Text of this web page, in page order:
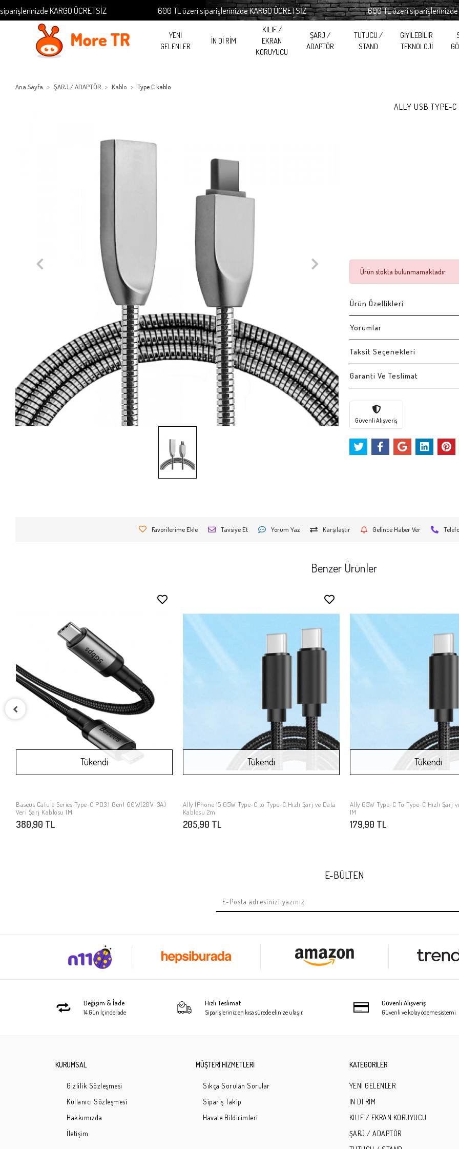
KARGO ÜCRETSİZ 600 TL üzeri siparişlerinizde KARGO ÜCRETSİZ 600 TL üzeri siparişlerinizde
YENİ
GELENLER
İN Dİ RİM
KILIF /
EKRAN
KORUYUCU
ŞARJ /
ADAPTÖR
TUTUCU /
STAND
GİYİLEBİLİR
TEKNOLOJİ
Ana Sayfa ŞARJ / ADAPTÖR Kablo Type C kablo
ALLY USB TYPE-
Ürün stokta bulunmamaktadır.
Ürün Özellikleri
Yorumlar
Taksit Seçenekleri
Garanti Ve Teslimat
Güvenli Alışveriş
Favorilerime Ekle Tavsiye Et Yorum Yaz Karşılaştır Gelince Haber Ver
Benzer Ürünler
Stokta Yok
Stokta Yok
Tükendi
Baseus Cafule Series Type-C PD3.1 Gen1 60W(20V-3A)
Veri Şarj Kablosu 1M
380,90 TL
Stokta Yok
Stokta Yok
Tükendi
Ally İPhone 15 65W Type-C to Type-C Hızlı Şarj ve Data
Kablosu 2m
205,90 TL
Stokta Yok
Tükendi
Ally 65W Type-C To Type-C Hızlı Şarj
1M
179,90 TL
E-BÜLTEN
Değişim & İade
14 Gün İçinde İade
Hızlı Teslimat
Siparişleriniz en kısa sürede elinize ulaşır.
Güvenli Alışveriş
Güvenli ve kolay ödeme sistemi
KURUMSAL
Gizlilik Sözleşmesi
Kullanıcı Sözleşmesi
Hakkımızda
İletişim
MÜŞTERİ HİZMETLERİ
Sıkça Sorulan Sorular
Sipariş Takip
Havale Bildirimleri
KATEGORİLER
YENİ GELENLER
İN Dİ RİM
KILIF / EKRAN KORUYUCU
ŞARJ / ADAPTÖR